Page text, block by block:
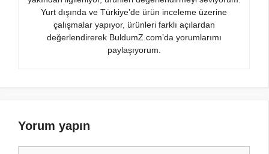
Yurt dışında ve Türkiye’de ürün inceleme üzerine
çalışmalar yapıyor, ürünleri farklı açılardan
değerlendirerek BuldumZ.com’da yorumlarımı
paylaşıyorum.
Yorum yapın